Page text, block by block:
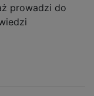
prowadzi do